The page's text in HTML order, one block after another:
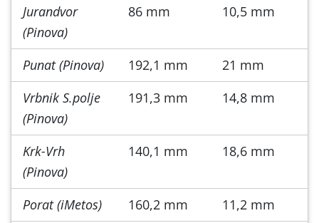
Jurandvor
(Pinova)
86 mm 10,5 mm
Punat (Pinova) 192,1 mm
21 mm
Vrbnik S.polje
(Pinova)
191,3 mm 14,8 mm
Krk-Vrh
(Pinova)
140,1 mm 18,6 mm
Porat (iMetos) 160,2 mm
11,2 mm